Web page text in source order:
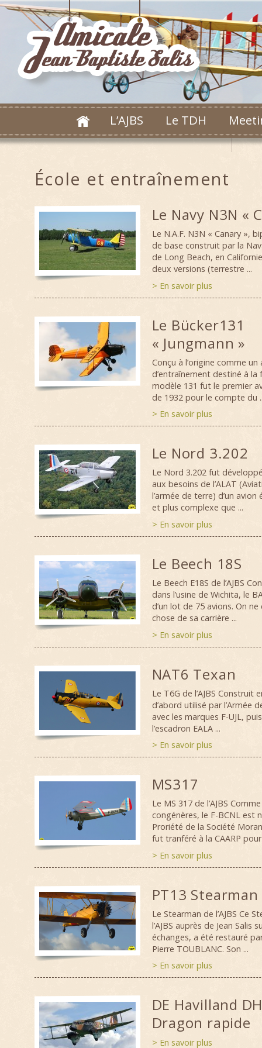
L’AJBS Le TDH
École et entraînement
Le Navy N3N «
Le N.A.F. N3N « Canary »,
de base construit par la
de Long Beach, en
deux versions (terrestre ...
> En savoir plus
Le Bücker131
« Jungmann »
Conçu à l’origine comme un
d’entraînement destiné à
modèle 131 fut le premier
de 1932 pour le compte du
> En savoir plus
Le Nord 3.202
Le Nord 3.202 fut
aux besoins de l’ALAT
l’armée de terre) d’un
et plus complexe que ...
> En savoir plus
Le Beech 18S
Le Beech E18S de l’AJBS
dans l’usine de Wichita, le
d’un lot de 75 avions. On
chose de sa carrière ...
> En savoir plus
NAT6 Texan
Le T6G de l’AJBS Construit
d’abord utilisé par l’Armée
avec les marques F-UJL,
l’escadron EALA ...
> En savoir plus
MS317
Le MS 317 de l’AJBS
congénères, le F-BCNL est
Proriété de la Société
fut tranféré à la CAARP
> En savoir plus
PT13 Stearman
Le Stearman de l’AJBS Ce
l’AJBS auprès de Jean Salis
échanges, a été restauré
Pierre TOUBLANC. Son ...
> En savoir plus
DE Havilland
Dragon rapide
> En savoir plus